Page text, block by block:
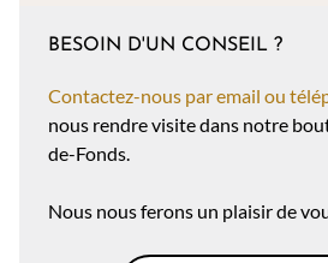
BESOIN D'UN CONSEIL ?
Contactez-nous par email ou
nous rendre visite dans notre
de-Fonds.
Nous nous ferons un plaisir de